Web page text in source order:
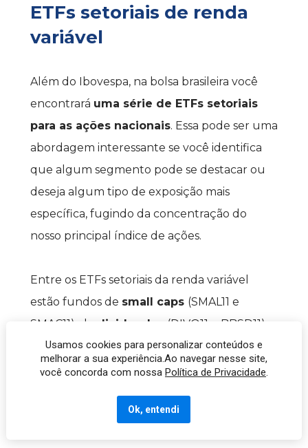
ETFs setoriais de renda
variável
Além do Ibovespa, na bolsa brasileira você
encontrará uma série de ETFs setoriais
para as ações nacionais. Essa pode ser uma
abordagem interessante se você identifica
que algum segmento pode se destacar ou
deseja algum tipo de exposição mais
específica, fugindo da concentração do
nosso principal índice de ações.
Entre os ETFs setoriais da renda variável
estão fundos de small caps (SMAL11 e
SMAC11), de
dividendos
(DIVO11 e BBSD11)
ou até segmentos específicos — casos de
materiais básicos (MATB11), instituições
corporativas (GOVE11).
Usamos cookies para personalizar conteúdos e
melhorar a sua experiência.Ao navegar nesse site,
você concorda com nossa Política de Privacidade.
Ok, entendi